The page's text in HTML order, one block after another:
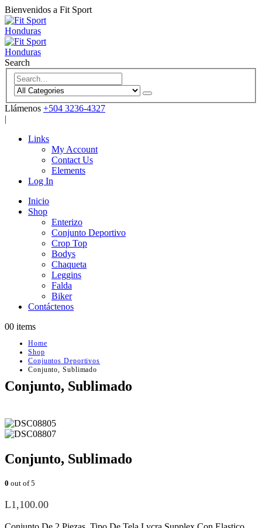
Bienvenidos a Fit Sport
Search
Llámenos +504 3236-4327
|
Links
My Account
Contact Us
Elements
Log In
Inicio
Shop
Enterizo
Conjunto Deportivo
Crop Top
Bodys
Chaqueta
Leggins
Falda
Biker
Contáctenos
00 items
Home
Shop
Conjuntos Deportivos
Conjunto, Sublimado
Conjunto, Sublimado
Conjunto, Sublimado
0 out of 5
L1,100.00